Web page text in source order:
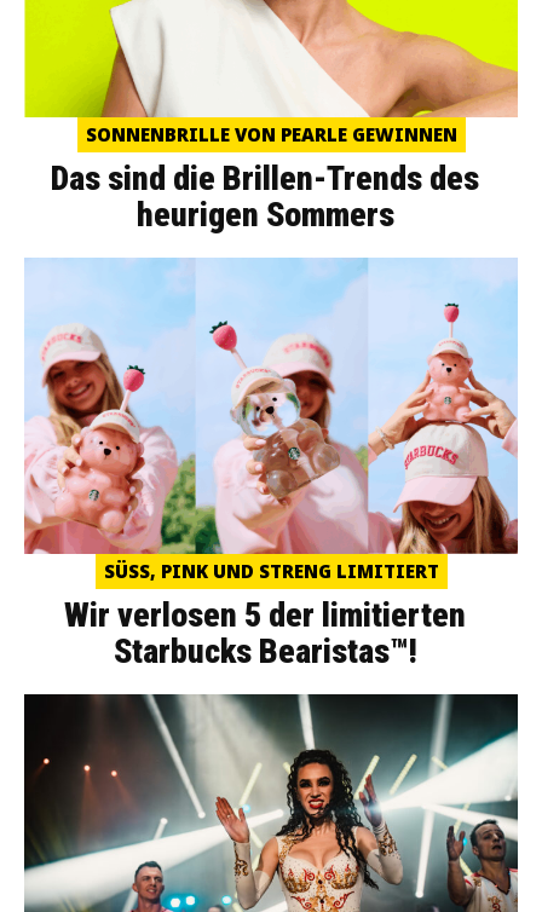
SONNENBRILLE VON PEARLE GEWINNEN
Das sind die Brillen-Trends des
heurigen Sommers
SÜSS, PINK UND STRENG LIMITIERT
Wir verlosen 5 der limitierten
Starbucks Bearistas™!